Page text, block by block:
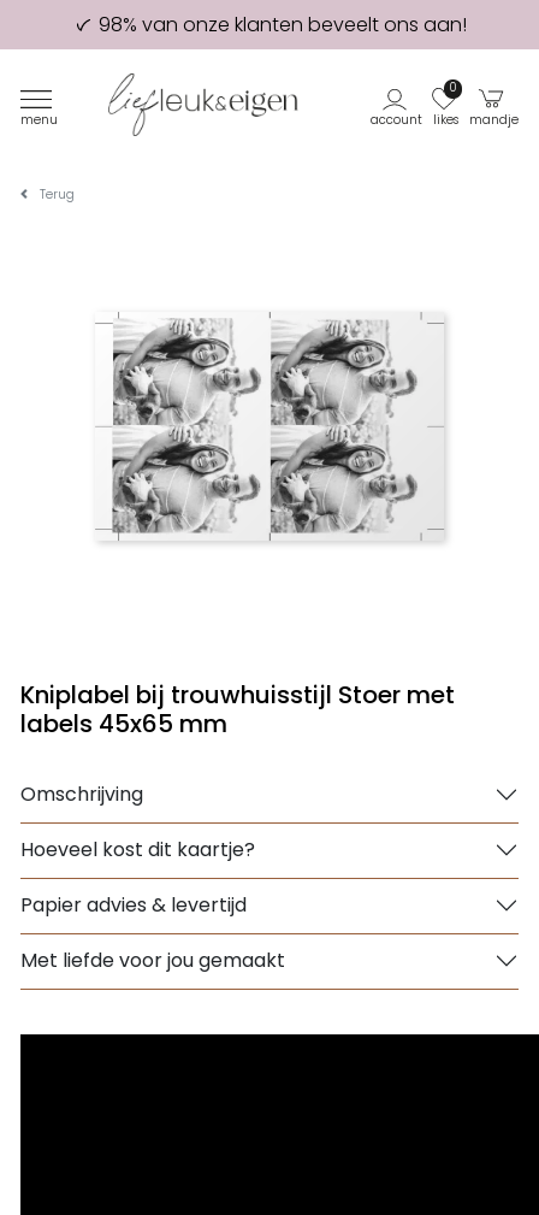
98% van onze klanten beveelt ons aan!
Eerste proefdruk GRATIS
menu account likes
0
mandje
Terug
Kniplabel bij trouwhuisstijl Stoer met
labels 45x65 mm
Omschrijving
Hoeveel kost dit kaartje?
Papier advies & levertijd
Met liefde voor jou gemaakt